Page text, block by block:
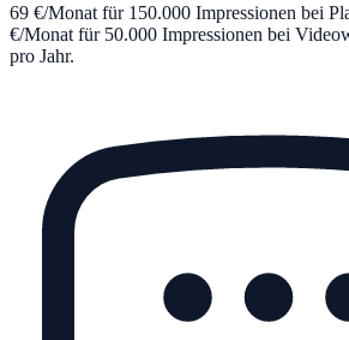
69 €/Monat für 150.000 Impressionen bei
€/Monat für 50.000 Impressionen bei
pro Jahr.